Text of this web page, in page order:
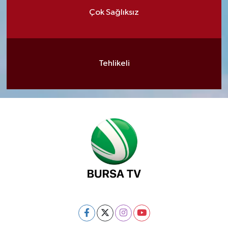
Çok Sağlıksız
Tehlikeli